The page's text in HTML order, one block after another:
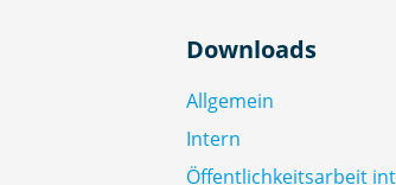
Downloads
Allgemein
Intern
Öffentlichkeitsarbeit